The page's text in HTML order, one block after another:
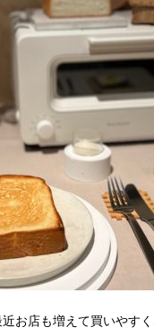
お店も増えて買いやす